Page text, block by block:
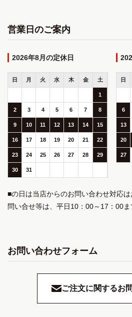
営業日のご案内
2026年8月
日 月 火 水 木 金 土
1
2 3 4 5 6 7 8
9 10 11 12 13 14 15
16 17 18 19 20 21 22
23 24 25 26 27 28 29
30 31
日
6
13
20
27
■の日は当店からのお問い合わせ対応
問い合せ等は、平日10：00～17：00ま
お問い合わせフォーム
ご注文に関するお